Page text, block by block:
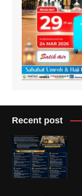
Recent post